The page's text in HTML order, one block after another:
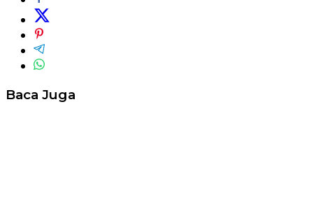
Baca Juga